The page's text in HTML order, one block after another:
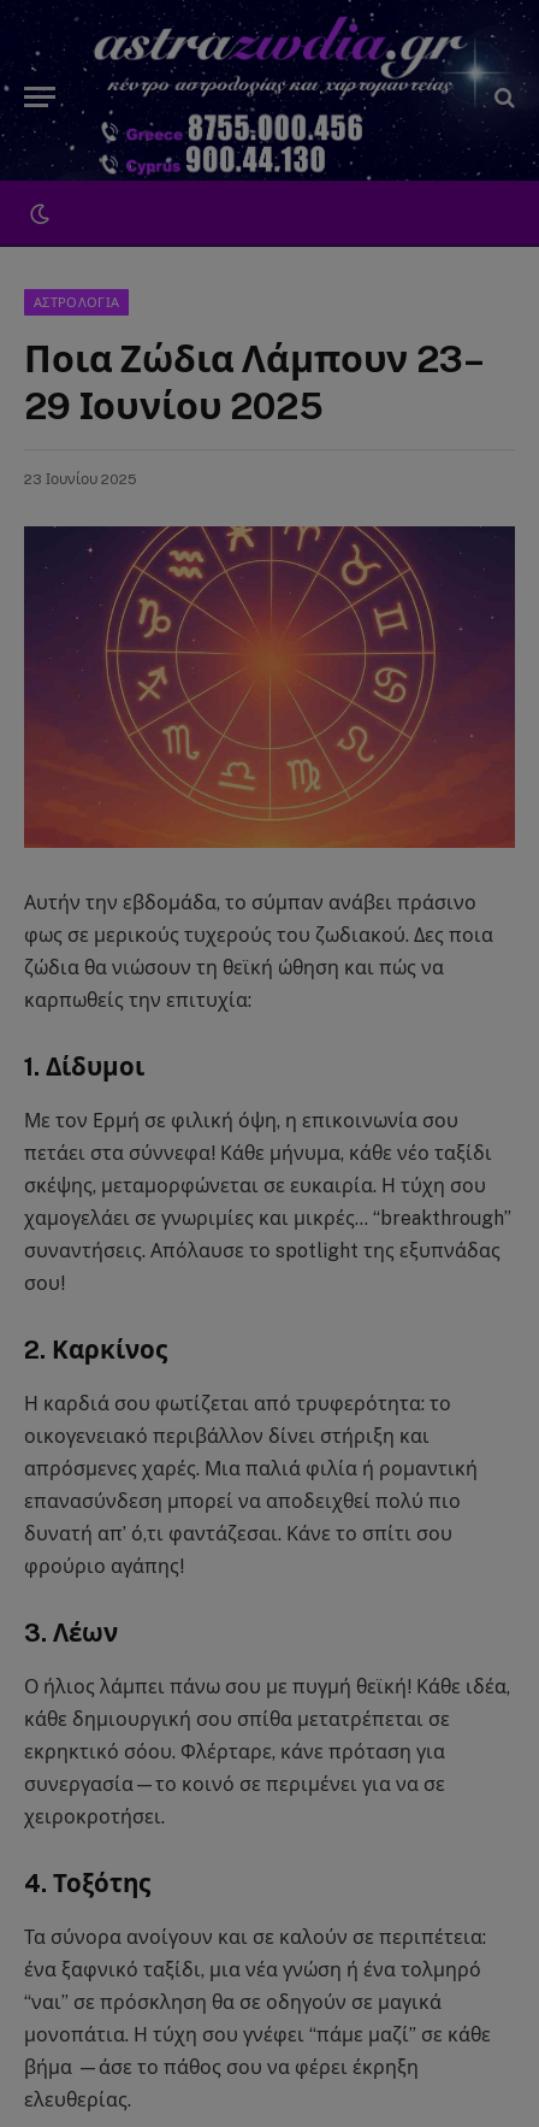
ΑΣΤΡΟΛΟΓΙΑ
Ποια Ζώδια Λάμπουν 23–
29 Ιουνίου 2025
23 Ιουνίου 2025
Αυτήν την εβδομάδα, το σύμπαν ανάβει πράσινο
φως σε μερικούς τυχερούς του ζωδιακού. Δες ποια
ζώδια θα νιώσουν τη θεϊκή ώθηση και πώς να
καρπωθείς την επιτυχία:
1. Δίδυμοι
Με τον Ερμή σε φιλική όψη, η επικοινωνία σου
πετάει στα σύννεφα! Κάθε μήνυμα, κάθε νέο ταξίδι
σκέψης, μεταμορφώνεται σε ευκαιρία. Η τύχη σου
χαμογελάει σε γνωριμίες και μικρές… “breakthrough”
συναντήσεις. Απόλαυσε το spotlight της εξυπνάδας
σου!
2. Καρκίνος
Η καρδιά σου φωτίζεται από τρυφερότητα: το
οικογενειακό περιβάλλον δίνει στήριξη και
απρόσμενες χαρές. Μια παλιά φιλία ή ρομαντική
επανασύνδεση μπορεί να αποδειχθεί πολύ πιο
δυνατή απ’ ό,τι φαντάζεσαι. Κάνε το σπίτι σου
φρούριο αγάπης!
3. Λέων
Ο ήλιος λάμπει πάνω σου με πυγμή θεϊκή! Κάθε ιδέα,
κάθε δημιουργική σου σπίθα μετατρέπεται σε
εκρηκτικό σόου. Φλέρταρε, κάνε πρόταση για
συνεργασία—το κοινό σε περιμένει για να σε
χειροκροτήσει.
4. Τοξότης
Τα σύνορα ανοίγουν και σε καλούν σε περιπέτεια:
ένα ξαφνικό ταξίδι, μια νέα γνώση ή ένα τολμηρό
“ναι” σε πρόσκληση θα σε οδηγούν σε μαγικά
μονοπάτια. Η τύχη σου γνέφει “πάμε μαζί” σε κάθε
βήμα —άσε το πάθος σου να φέρει έκρηξη
ελευθερίας.